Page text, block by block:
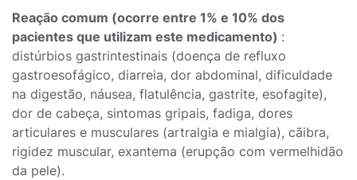
Reação comum (ocorre entre 1% e 10% dos
pacientes que utilizam este medicamento) :
distúrbios gastrintestinais (doença de refluxo
gastroesofágico, diarreia, dor abdominal, dificuldade
na digestão, náusea, flatulência, gastrite, esofagite),
dor de cabeça, sintomas gripais, fadiga, dores
articulares e musculares (artralgia e mialgia), cãibra,
rigidez muscular, exantema (erupção com vermelhidão
da pele).